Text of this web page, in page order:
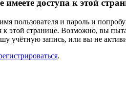
доступа к этой
пользователя и пароль и
к этой странице. Возможно, вы
учётную запись, или вы не
.